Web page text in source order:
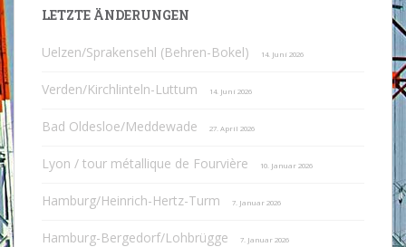
LETZTE ÄNDERUNGEN
Uelzen/Sprakensehl (Behren-Bokel) 14. Juni 2026
Verden/Kirchlinteln-Luttum 14. Juni 2026
Bad Oldesloe/Meddewade 27. April 2026
Lyon / tour métallique de Fourvière 10. Januar 2026
Hamburg/Heinrich-Hertz-Turm 7. Januar 2026
Hamburg-Bergedorf/Lohbrügge 7. Januar 2026